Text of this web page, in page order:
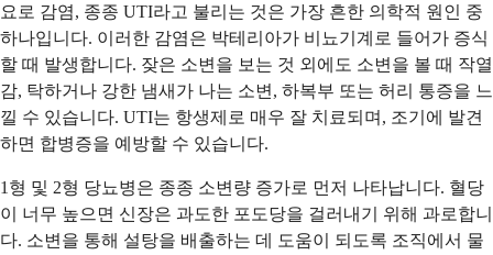
요로 감염, 종종 UTI라고 불리는 것은 가장 흔한 의학적 원인 중
하나입니다. 이러한 감염은 박테리아가 비뇨기계로 들어가 증식
할 때 발생합니다. 잦은 소변을 보는 것 외에도 소변을 볼 때 작열
감, 탁하거나 강한 냄새가 나는 소변, 하복부 또는 허리 통증을 느
낄 수 있습니다. UTI는 항생제로 매우 잘 치료되며, 조기에 발견
하면 합병증을 예방할 수 있습니다.
1형 및 2형 당뇨병은 종종 소변량 증가로 먼저 나타납니다. 혈당
이 너무 높으면 신장은 과도한 포도당을 걸러내기 위해 과로합니
다. 소변을 통해 설탕을 배출하는 데 도움이 되도록 조직에서 물